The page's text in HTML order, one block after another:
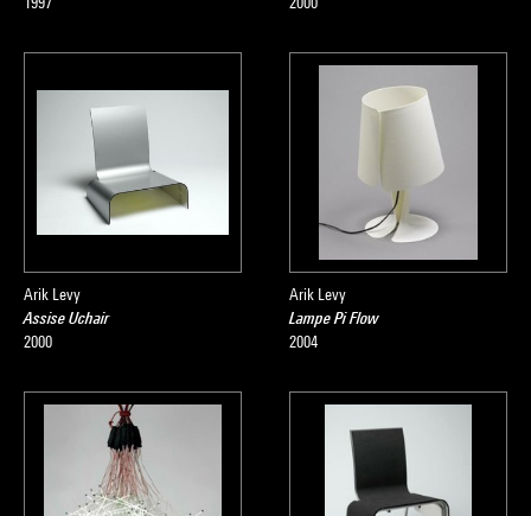
Arik Levy
Assise Uchair
2000
Arik Levy
Lampe Pi Flow
2004